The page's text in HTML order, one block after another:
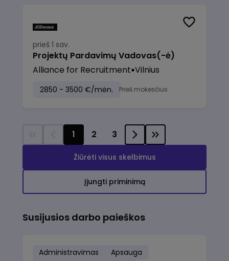
prieš 1 sav.
Projektų Pardavimų Vadovas(-ė)
Alliance for Recruitment Vilnius
2850 - 3500 €/mėn. Prieš mokesčius
1 2 3
Žiūrėti visus skelbimus
Įjungti priminimą
Susijusios darbo paieškos
Administravimas
Apsauga